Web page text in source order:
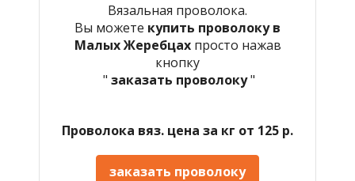
Вязальная проволока.
Вы можете купить проволоку в
Малых Жеребцах просто нажав
кнопку
" заказать проволоку"
Проволока вяз. цена за кг от 125 р.
заказать проволоку